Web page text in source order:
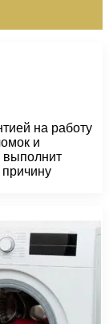
на работу
и
выполнит